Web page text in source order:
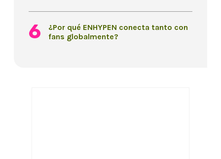
¿Por qué ENHYPEN conecta tanto con
fans globalmente?